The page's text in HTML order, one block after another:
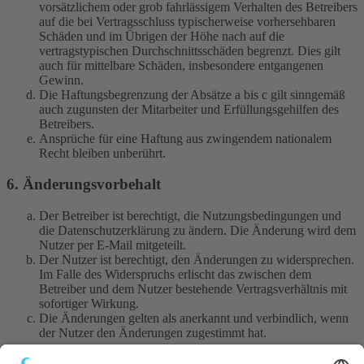
vorsätzlichem oder grob fahrlässigem Verhalten des Betreibers
auf die bei Vertragsschluss typischerweise vorhersehbaren
Schäden und im Übrigen der Höhe nach auf die
vertragstypischen Durchschnittsschäden begrenzt. Dies gilt
auch für mittelbare Schäden, insbesondere entgangenen
Gewinn.
Die Haftungsbegrenzung der Absätze a bis c gilt sinngemäß
auch zugunsten der Mitarbeiter und Erfüllungsgehilfen des
Betreibers.
Ansprüche für eine Haftung aus zwingendem nationalem
Recht bleiben unberührt.
6. Änderungsvorbehalt
Der Betreiber ist berechtigt, die Nutzungsbedingungen und
die Datenschutzerklärung zu ändern. Die Änderung wird dem
Nutzer per E-Mail mitgeteilt.
Der Nutzer ist berechtigt, den Änderungen zu widersprechen.
Im Falle des Widerspruchs erlischt das zwischen dem
Betreiber und dem Nutzer bestehende Vertragsverhältnis mit
sofortiger Wirkung.
Die Änderungen gelten als anerkannt und verbindlich, wenn
der Nutzer den Änderungen zugestimmt hat.
Informationen über den Umgang mit deinen persönlichen Daten